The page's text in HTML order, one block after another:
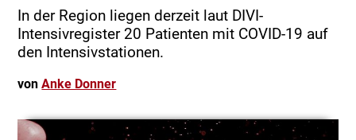
In der Region liegen derzeit laut DIVI-
Intensivregister 20 Patienten mit COVID-19 auf
den Intensivstationen.
vonAnke Donner